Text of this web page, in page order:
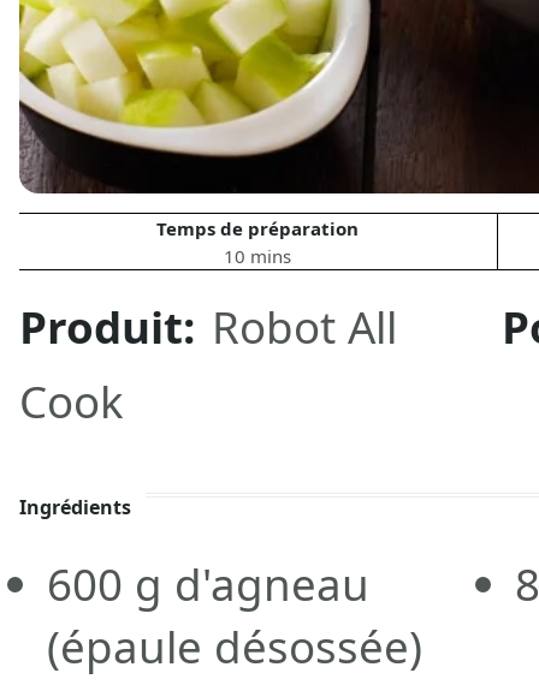
Temps de préparation
10 mins
Produit: Robot All
Cook
Ingrédients
600 g d'agneau
(épaule désossée)